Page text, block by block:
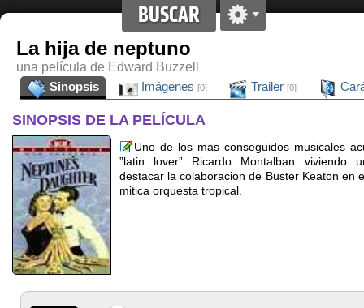
La hija de neptuno
una película de Edward Buzzell
Sinopsis
Imágenes [0] Trailer [0]
SINOPSIS DE LA PELÍCULA
Uno de los mas conseguidos musicales
”latin lover” Ricardo Montalban viviendo
destacar la colaboracion de Buster Keaton en
mitica orquesta tropical.